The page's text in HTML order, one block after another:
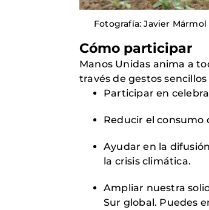
Fotografía: Javier Mármol
Cómo participar
Manos Unidas anima a
través de gestos
Participar en
Reducir el consumo
Ayudar en la
la crisis climática.
Ampliar nuestra
Sur global. Puedes